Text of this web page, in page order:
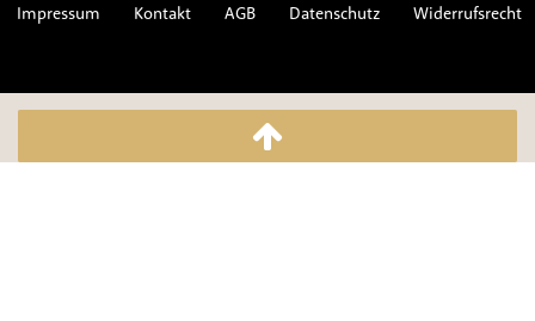
Impressum Kontakt AGB Datenschutz Widerrufsrecht